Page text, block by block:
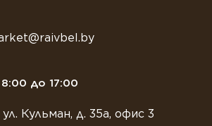
до 17:00
Кульман, д. 35а, офис 3